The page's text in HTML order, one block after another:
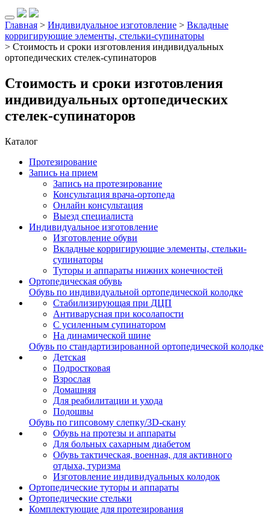
Главная > Индивидуальное изготовление > Вкладные
корригирующие элементы, стельки-супинаторы
> Стоимость и сроки изготовления индивидуальных
ортопедических стелек-супинаторов
Стоимость и сроки изготовления
индивидуальных ортопедических
стелек-супинаторов
Каталог
Протезирование
Запись на прием
Запись на протезирование
Консультация врача-ортопеда
Онлайн консультация
Выезд специалиста
Индивидуальное изготовление
Изготовление обуви
Вкладные корригирующие элементы, стельки-
супинаторы
Туторы и аппараты нижних конечностей
Ортопедическая обувь
Обувь по индивидуальной ортопедической колодке
Стабилизирующая при ДЦП
Антиварусная при косолапости
С усиленным супинатором
На динамической шине
Обувь по стандартизированной ортопедической колодке
Детская
Подростковая
Взрослая
Домашняя
Для реабилитации и ухода
Подошвы
Обувь по гипсовому слепку/3D-скану
Обувь на протезы и аппараты
Для больных сахарным диабетом
Обувь тактическая, военная, для активного
отдыха, туризма
Изготовление индивидуальных колодок
Ортопедические туторы и аппараты
Ортопедические cтельки
Комплектующие для протезирования